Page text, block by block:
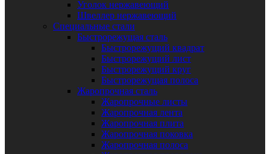
Уголок нержавеющий
Швеллер нержавеющий
Специальные стали
Быстрорежущая сталь
Быстрорежущий квадрат
Быстрорежущий лист
Быстрорежущий круг
Быстрорежущая полоса
Жаропрочная сталь
Жаропрочные листы
Жаропрочная лента
Жаропрочная плита
Жаропрочная поковка
Жаропрочная полоса